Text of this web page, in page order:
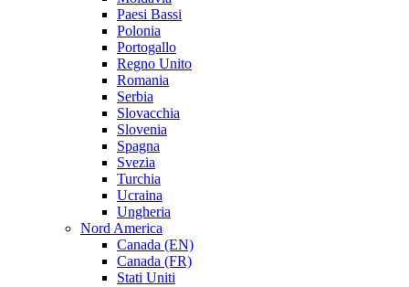
Paesi Bassi
Polonia
Portogallo
Regno Unito
Romania
Serbia
Slovacchia
Slovenia
Spagna
Svezia
Turchia
Ucraina
Ungheria
Nord America
Canada (EN)
Canada (FR)
Stati Uniti